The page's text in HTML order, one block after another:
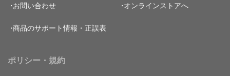
お問い合わせ オンラインストアへ
商品のサポート情報・正誤表
ポリシー・規約